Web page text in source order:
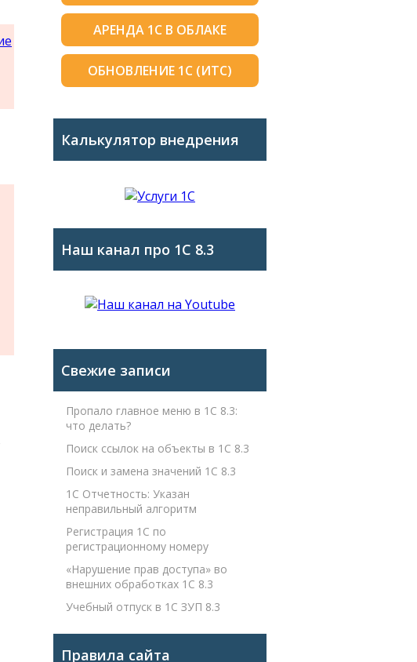
АРЕНДА 1С В ОБЛАКЕ
ОБНОВЛЕНИЕ 1С (ИТС)
Калькулятор внедрения
Наш канал про 1С 8.3
Свежие записи
Пропало главное меню в 1С 8.3:
что делать?
Поиск ссылок на объекты в 1С 8.3
Поиск и замена значений 1С 8.3
1С Отчетность: Указан
неправильный алгоритм
Регистрация 1С по
регистрационному номеру
«Нарушение прав доступа» во
внешних обработках 1С 8.3
Учебный отпуск в 1С ЗУП 8.3
Правила сайта